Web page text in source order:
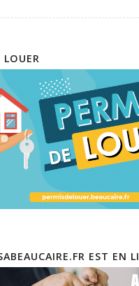
LOUER
EST EN